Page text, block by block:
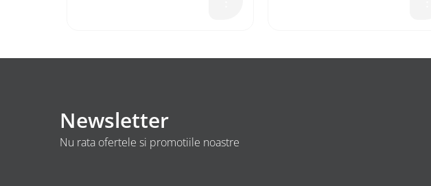
Newsletter
Nu rata ofertele si promotiile noastre